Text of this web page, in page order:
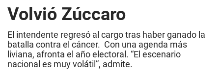
Volvió Zúccaro
El intendente regresó al cargo tras haber ganado la
batalla contra el cáncer. Con una agenda más
liviana, afronta el año electoral. “El escenario
nacional es muy volátil”, admite.